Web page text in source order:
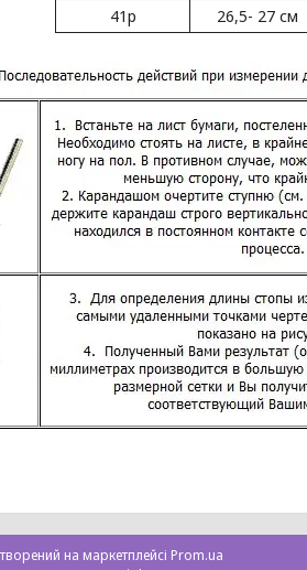
41р
26,5- 27 см
на маркетплейсі Prom.ua